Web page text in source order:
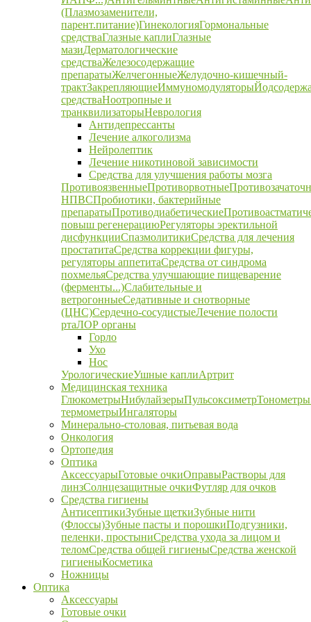
(Плазмозаменители,
парент.питание)ГинекологияГормональные
средстваГлазные каплиГлазные
мазиДерматологические
средстваЖелезосодержащие
препаратыЖелчегонныеЖелудочно-кишечный-
трактЗакрепляющиеИммуномодуляторы
средстваНоотропные и
транквилизаторыНеврология
Антидепрессанты
Лечение алкоголизма
Нейролептик
Лечение никотиновой зависимости
Средства для улучшения работы мозга
ПротивоязвенныеПротиворвотные
НПВСПробиотики, бактерийные
препаратыПротиводиабетические
повыш регенерациюРегуляторы эректильной
дисфункцииСпазмолитикиСредства для лечения
простатитаСредства коррекции фигуры,
регуляторы аппетитаСредства от синдрома
похмельяСредства улучшающие пищеварение
(ферменты...)Слабительные и
ветрогонныеСедативные и снотворные
(ЦНС)Сердечно-сосудистыеЛечение полости
ртаЛОР органы
Горло
Ухо
Нос
УрологическиеУшные каплиАртрит
Медицинская техника
ГлюкометрыНибулайзерыПульсоксиметрТонометры
термометрыИнгаляторы
Минерально-столовая, питьевая вода
Онкология
Ортопедия
Оптика
АксессуарыГотовые очкиОправыРастворы для
линзСолнцезащитные очкиФутляр для очков
Средства гигиены
АнтисептикиЗубные щеткиЗубные нити
(Флоссы)Зубные пасты и порошкиПодгузники,
пеленки, простыниСредства ухода за лицом и
теломСредства общей гигиеныСредства женской
гигиеныКосметика
Ножницы
Оптика
Аксессуары
Готовые очки